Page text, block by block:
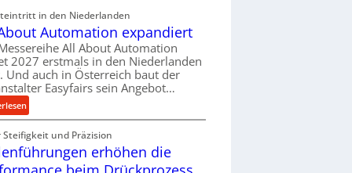
r
s
o
r
g
u
n
g
e
n
t
c
h
i
n
e
n
a
u
in den Niederlanden
Automation expandiert
All About Automation
2027 erstmals in den Niederlanden
Und auch in Österreich baut der
Easyfairs sein Angebot…
:
A
l
l
Steifigkeit und Präzision
erhöhen die